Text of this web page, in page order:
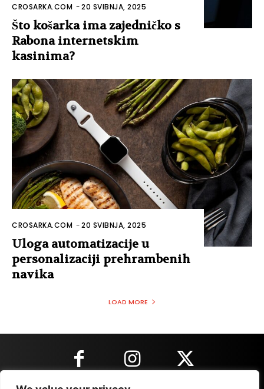
CROSARKA.COM -20 SVIBNJA, 2025
Što košarka ima zajedničko s
Rabona internetskim
kasinima?
CROSARKA.COM -20 SVIBNJA, 2025
Uloga automatizacije u
personalizaciji prehrambenih
navika
LOAD MORE